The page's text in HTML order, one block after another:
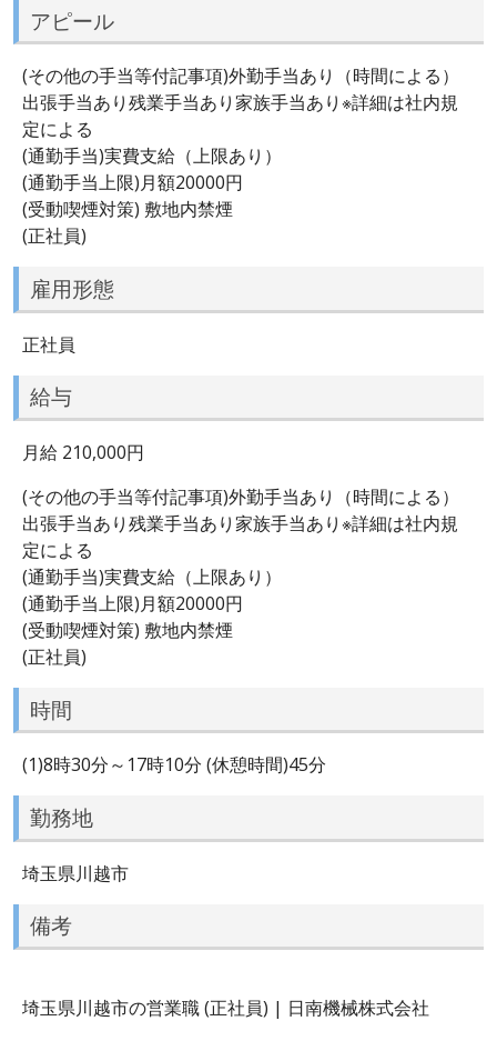
アピール
(その他の手当等付記事項)外勤手当あり（時間による）
出張手当あり残業手当あり家族手当あり※詳細は社内規
定による
(通勤手当)実費支給（上限あり）
(通勤手当上限)月額20000円
(受動喫煙対策) 敷地内禁煙
(正社員)
雇用形態
正社員
給与
月給 210,000円
(その他の手当等付記事項)外勤手当あり（時間による）
出張手当あり残業手当あり家族手当あり※詳細は社内規
定による
(通勤手当)実費支給（上限あり）
(通勤手当上限)月額20000円
(受動喫煙対策) 敷地内禁煙
(正社員)
時間
(1)8時30分～17時10分 (休憩時間)45分
勤務地
埼玉県川越市
備考
埼玉県川越市の営業職 (正社員) | 日南機械株式会社